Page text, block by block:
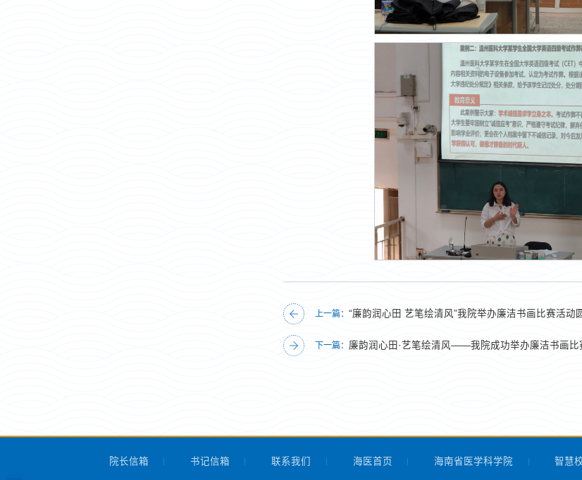
上一篇： “廉韵润心田 艺笔绘清风”我院举办廉洁书画比赛活动
下一篇： 廉韵润心田·艺笔绘清风——我院成功举办廉洁书画比
院长信箱 书记信箱 联系我们 海医首页 海南省医学科学院 智慧